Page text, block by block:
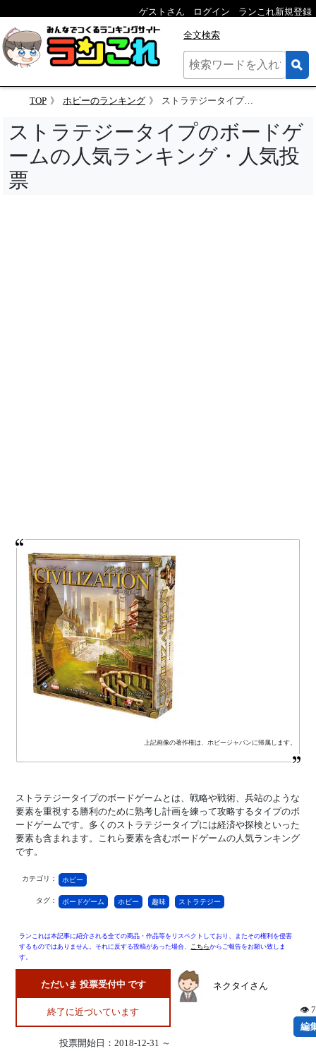
ゲストさん ログイン ランこれ新規登録
全文検索
TOP ホビーのランキング ストラテジータイプのボードゲームの人気ランキング
ストラテジータイプのボードゲ
ームの人気ランキング・人気投
票
上記画像の著作権は、ホビージャパンに帰属します。
ストラテジータイプのボードゲームとは、戦略や戦術、兵站のような
要素を重視する勝利のために熟考し計画を練って攻略するタイプのボ
ードゲームです。多くのストラテジータイプには経済や探検といった
要素も含まれます。これら要素を含むボードゲームの人気ランキング
です。
カテゴリ： ホビー
タグ： ボードゲーム ホビー 趣味 ストラテジー
ランこれは本記事に紹介される全ての商品・作品等をリスペクトしており、またその権利を侵害
するものではありません。それに反する投稿があった場合、 こちらからご報告をお願い致しま
す。
ただいま 投票受付中 です
終了に近づいています
投票開始日：2018-12-31 ～
ネクタイさん
👁
編